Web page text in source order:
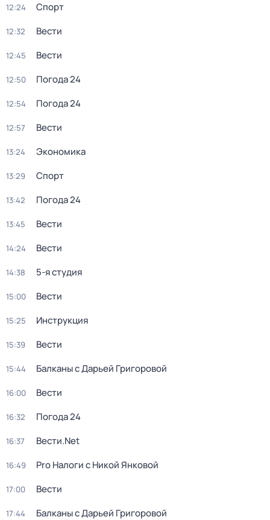
12:24 Спорт
12:32 Вести
12:45 Вести
12:50 Погода 24
12:54 Погода 24
12:57 Вести
13:24 Экономика
13:29 Спорт
13:42 Погода 24
13:45 Вести
14:24 Вести
14:38 5-я студия
15:00 Вести
15:25 Инструкция
15:39 Вести
15:44 Балканы с Дарьей Григоровой
16:00 Вести
16:32 Погода 24
16:37 Вести.Net
16:49 Pro Налоги с Никой Янковой
17:00 Вести
17:44 Балканы с Дарьей Григоровой